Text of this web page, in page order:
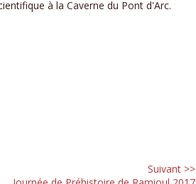
à la Caverne du Pont d'Arc.
Suivant >>